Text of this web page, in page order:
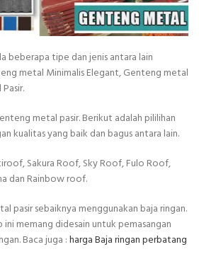
beberapa tipe dan jenis antara lain
metal Minimalis Elegant, Genteng metal
metal pasir. Berikut adalah pililihan
kualitas yang baik dan bagus antara lain.
Sakura Roof, Sky Roof, Fulo Roof,
dan Rainbow roof.
pasir sebaiknya menggunakan baja ringan.
ini memang didesain untuk pemasangan
Baca juga :harga Baja ringan perbatang